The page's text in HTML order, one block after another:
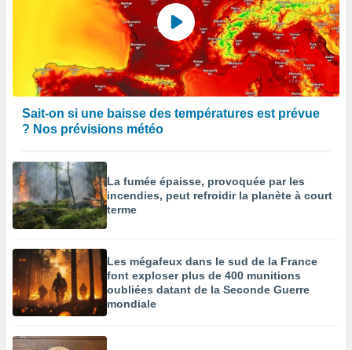
Sait-on si une baisse des températures est prévue
? Nos prévisions météo
La fumée épaisse, provoquée par les
incendies, peut refroidir la planète à court
terme
Les mégafeux dans le sud de la France
font exploser plus de 400 munitions
oubliées datant de la Seconde Guerre
mondiale